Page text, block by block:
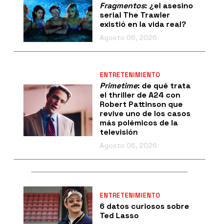
Fragmentos: ¿el asesino
serial The Trawler
existió en la vida real?
Agosto 06, 2026
ENTRETENIMIENTO
Primetime: de qué trata
el thriller de A24 con
Robert Pattinson que
revive uno de los casos
más polémicos de la
televisión
Agosto 06, 2026
ENTRETENIMIENTO
6 datos curiosos sobre
Ted Lasso